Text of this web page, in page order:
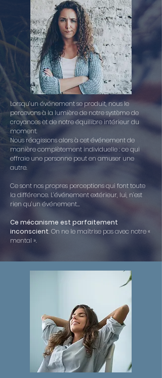
Lorsqu’un événement se produit, nous le
percevons à la lumière de notre système de
croyances et de notre équilibre intérieur du
moment.
Nous réagissons alors à cet événement de
manière complètement individuelle : ce qui
effraie une personne peut en amuser une
autre.
Ce sont nos propres perceptions qui font toute
la différence. L’événement extérieur, lui, n’est
rien qu’un événement…
Ce mécanisme est parfaitement
inconscient. On ne le maîtrise pas avec notre «
mental ».